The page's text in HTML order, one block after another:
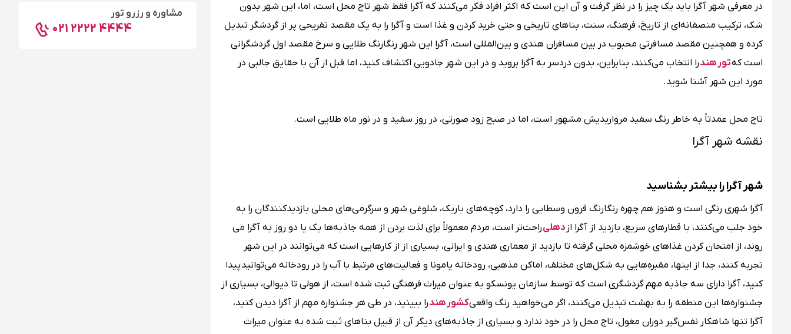
در معرفی شهر آگرا باید یک چیز را در نظر گرفت و آن این است که اکثر افراد فکر می‌کنند که آگرا فقط شهر تاج محل است، اما، این شهر بدون
شک، ترکیب منصفانه‌ای از تاریخ، فرهنگ، سنت، بناهای تاریخی و حتی خرید کردن و غذا است و آگرا را به یک مقصد تفریحی پر از گردشگر تبدیل
کرده و همچنین مقصد مسافرتی محبوب در بین مسافران هندی و بین‌المللی است، آگرا این شهر رنگارنگ طلایی و سرخ مقصد اول گردشگرانی
است کهتور هندرا انتخاب می‌کنند، بنابراین، بدون دردسر به آگرا بروید و در این شهر جادویی اکتشاف کنید، اما قبل از آن با حقایق جالبی در
مورد این شهر آشنا شوید.
تاج محل عمدتاً به خاطر رنگ سفید مرواریدیش مشهور است، اما در صبح زود صورتی، در روز سفید و در نور ماه طلایی است.
نقشه شهر آگرا
شهر آگرا را بیشتر بشناسید
آگرا شهری رنگی است و هنوز هم چهره رنگارنگ قرون وسطایی را دارد، کوچه‌های باریک، شلوغی شهر و سرگرمی‌های محلی بازدید‌کنندگان را به
خود جلب می‌کنند، با قطارهای سریع، بازدید از آگرا از دهلیراحت‌تر است، مردم معمولاً برای لذت بردن از همه جاذبه‌ها یک یا دو روز به آگرا می
روند، از امتحان کردن غذاهای خوشمزه محلی گرفته تا بازدید از معماری هندی و ایرانی، بسیاری از از کارهایی است که می‌توانند در این شهر
تجربه کنند، جدا از اینها، مقبره‌هایی به شکل‌های مختلف، اماکن مذهبی، رودخانه یامونا و فعالیت‌های مرتبط با آب را در رودخانه می‌توانید پیدا
کنید، آگرا دارای سه جاذبه مهم گردشگری است که توسط سازمان یونسکو به عنوان میراث فرهنگی ثبت شده است، از هولی تا دیوالی، بسیاری از
جشنواره‌ها این منطقه را به بهشت تبدیل می‌کنند، اگر می‌خواهید رنگ واقعیکشور هندرا ببینید، در طی هر جشنواره مهم از آگرا دیدن کنید،
آگرا تنها شاهکار نفس‌گیر دوران مغول، تاج محل را در خود ندارد و بسیاری از جاذبه‌های دیگر آن از قبیل بناهای ثبت شده به عنوان میراث
مشاوره و رزرو تور
021 2222 4444